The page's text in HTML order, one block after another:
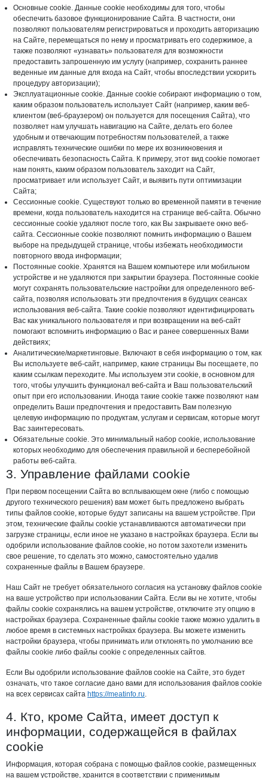
Основные cookie. Данные cookie необходимы для того, чтобы
обеспечить базовое функционирование Сайта. В частности, они
позволяют пользователям регистрироваться и проходить авторизацию
на Сайте, перемещаться по нему и просматривать его содержимое, а
также позволяют «узнавать» пользователя для возможности
предоставить запрошенную им услугу (например, сохранить раннее
веденные им данные для входа на Сайт, чтобы впоследствии ускорить
процедуру авторизации);
Эксплуатационные cookie. Данные cookie собирают информацию о том,
каким образом пользователь использует Сайт (например, каким веб-
клиентом (веб-браузером) он пользуется для посещения Сайта), что
позволяет нам улучшать навигацию на Сайте, делать его более
удобным и отвечающим потребностям пользователей, а также
исправлять технические ошибки по мере их возникновения и
обеспечивать безопасность Сайта. К примеру, этот вид cookie помогает
нам понять, каким образом пользователь заходит на Сайт,
просматривает или использует Сайт, и выявить пути оптимизации
Сайта;
Сессионные cookie. Существуют только во временной памяти в течение
времени, когда пользователь находится на странице веб-сайта. Обычно
сессионные cookie удаляют после того, как Вы закрываете окно веб-
сайта. Сессионные cookie позволяют помнить информацию о Вашем
выборе на предыдущей странице, чтобы избежать необходимости
повторного ввода информации;
Постоянные cookie. Хранятся на Вашем компьютере или мобильном
устройстве и не удаляются при закрытии браузера. Постоянные cookie
могут сохранять пользовательские настройки для определенного веб-
сайта, позволяя использовать эти предпочтения в будущих сеансах
использования веб-сайта. Такие cookie позволяют идентифицировать
Вас как уникального пользователя и при возвращении на веб-сайт
помогают вспомнить информацию о Вас и ранее совершенных Вами
действиях;
Аналитические/маркетинговые. Включают в себя информацию о том, как
Вы используете веб-сайт, например, какие страницы Вы посещаете, по
каким ссылкам переходите. Мы используем эти cookie, в основном для
того, чтобы улучшить функционал веб-сайта и Ваш пользовательский
опыт при его использовании. Иногда такие cookie также позволяют нам
определить Ваши предпочтения и предоставить Вам полезную
целевую информацию по продуктам, услугам и сервисам, которые могут
Вас заинтересовать.
Обязательные cookie. Это минимальный набор cookie, использование
которых необходимо для обеспечения правильной и бесперебойной
работы веб-сайта.
3. Управление файлами cookie
При первом посещении Сайта во всплывающем окне (либо с помощью
другого технического решения) вам может быть предложено выбрать
типы файлов cookie, которые будут записаны на вашем устройстве. При
этом, технические файлы cookie устанавливаются автоматически при
загрузке страницы, если иное не указано в настройках браузера. Если вы
одобрили использование файлов cookie, но потом захотели изменить
свое решение, то сделать это можно, самостоятельно удалив
сохраненные файлы в Вашем браузере.
Наш Сайт не требует обязательного согласия на установку файлов cookie
на ваше устройство при использовании Сайта. Если вы не хотите, чтобы
файлы cookie сохранялись на вашем устройстве, отключите эту опцию в
настройках браузера. Сохраненные файлы cookie также можно удалить в
любое время в системных настройках браузера. Вы можете изменить
настройки браузера, чтобы принимать или отклонять по умолчанию все
файлы cookie либо файлы cookie с определенных сайтов.
Если Вы одобрили использование файлов cookie на Сайте, это будет
означать, что такое согласие дано вами для использования файлов cookie
на всех сервисах сайта https://meatinfo.ru.
4. Кто, кроме Сайта, имеет доступ к
информации, содержащейся в файлах
cookie
Информация, которая собрана с помощью файлов cookie, размещенных
на вашем устройстве, хранится в соответствии с применимым